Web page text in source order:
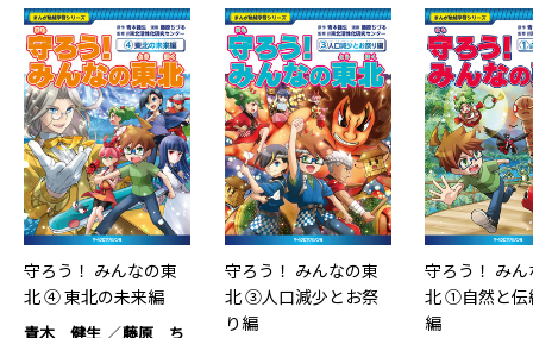
守ろう！ みんなの東
北 ④ 東北の未来編
青木 健生
藤原 ち
守ろう！ みんなの東
北 ③人口減少とお祭
り編
守ろう！ み
北 ①自然と伝
編